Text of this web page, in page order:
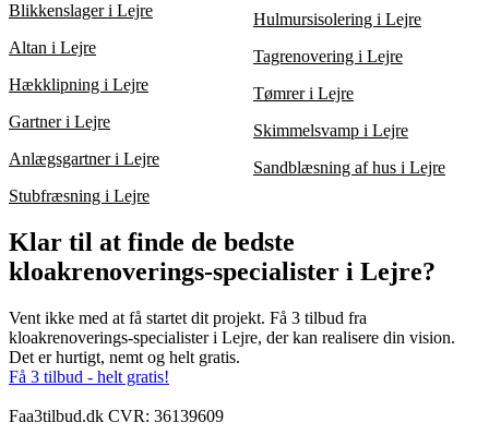
Blikkenslager i Lejre
Altan i Lejre
Hækklipning i Lejre
Gartner i Lejre
Anlægsgartner i Lejre
Stubfræsning i Lejre
Hulmursisolering i Lejre
Tagrenovering i Lejre
Tømrer i Lejre
Skimmelsvamp i Lejre
Sandblæsning af hus i Lejre
Klar til at finde de bedste
kloakrenoverings-specialister i Lejre?
Vent ikke med at få startet dit projekt. Få 3 tilbud fra
kloakrenoverings-specialister i Lejre, der kan realisere din vision.
Det er hurtigt, nemt og helt gratis.
Få 3 tilbud - helt gratis!
Faa3tilbud.dk CVR: 36139609